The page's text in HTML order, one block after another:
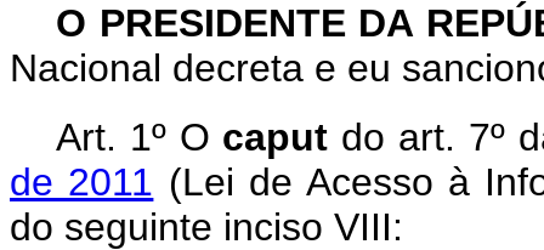
O PRESIDENTE DA
Nacional decreta e eu
Art. 1º O caput do art. 7º
de 2011 (Lei de Acesso à
do seguinte inciso VIII: